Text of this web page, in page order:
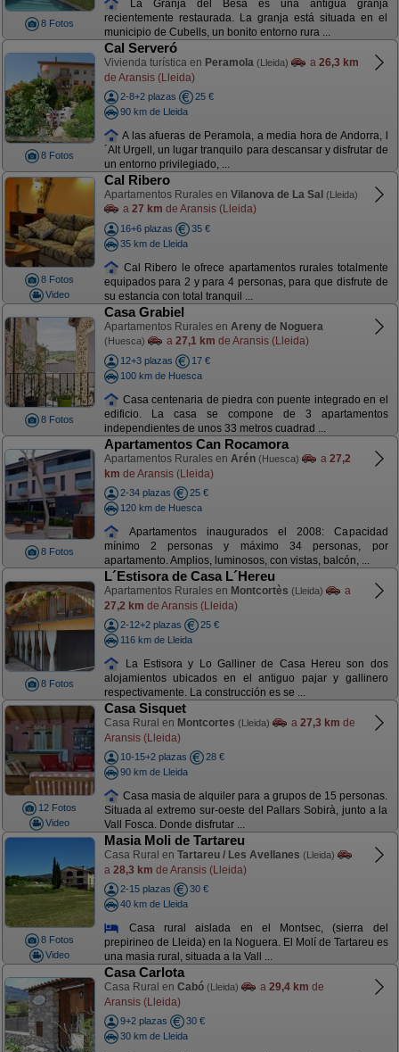
8 Fotos
La Granja del Besa es una antigua granja
recientemente restaurada. La granja está situada en el
municipio de Cubells, un bonito entorno rura ...
8 Fotos
Cal Serveró
Vivienda turística en Peramola (Lleida) a 26,3 km
de Aransis (Lleida)
2-8+2 plazas
25 €
90 km de Lleida
A las afueras de Peramola, a media hora de Andorra, l
´Alt Urgell, un lugar tranquilo para descansar y disfrutar de
un entorno privilegiado, ...
8 Fotos
Video
Cal Ribero
Apartamentos Rurales en Vilanova de La Sal (Lleida)
a 27 km de Aransis (Lleida)
16+6 plazas
35 €
35 km de Lleida
Cal Ribero le ofrece apartamentos rurales totalmente
equipados para 2 y para 4 personas, para que disfrute de
su estancia con total tranquil ...
8 Fotos
Casa Grabiel
Apartamentos Rurales en Areny de Noguera
(Huesca) a 27,1 km de Aransis (Lleida)
12+3 plazas
17 €
100 km de Huesca
Casa centenaria de piedra con puente integrado en el
edificio. La casa se compone de 3 apartamentos
independientes de unos 33 metros cuadrad ...
8 Fotos
Apartamentos Can Rocamora
Apartamentos Rurales en Arén (Huesca) a 27,2
km de Aransis (Lleida)
2-34 plazas
25 €
120 km de Huesca
Apartamentos inaugurados el 2008: Capacidad
mínimo 2 personas y máximo 34 personas, por
apartamento. Amplios, luminosos, con vistas, balcón, ...
8 Fotos
L´Estisora de Casa L´Hereu
Apartamentos Rurales en Montcortès (Lleida)
a
27,2 km de Aransis (Lleida)
2-12+2 plazas
25 €
116 km de Lleida
La Estisora y Lo Galliner de Casa Hereu son dos
alojamientos ubicados en el antiguo pajar y gallinero
respectivamente. La construcción es se ...
12 Fotos
Video
Casa Sisquet
Casa Rural en Montcortes (Lleida) a 27,3 km de
Aransis (Lleida)
10-15+2 plazas
28 €
90 km de Lleida
Casa masia de alquiler para a grupos de 15 personas.
Situada al extremo sur-oeste del Pallars Sobirà, junto a la
Vall Fosca. Donde disfrutar ...
8 Fotos
Video
Masia Moli de Tartareu
Casa Rural en Tartareu / Les Avellanes (Lleida)
a 28,3 km de Aransis (Lleida)
2-15 plazas
30 €
40 km de Lleida
Casa rural aislada en el Montsec, (sierra del
prepirineo de Lleida) en la Noguera. El Molí de Tartareu es
una masia rural, situada a la Vall ...
Casa Carlota
Casa Rural en Cabó (Lleida) a 29,4 km de
Aransis (Lleida)
9+2 plazas
30 €
30 km de Lleida